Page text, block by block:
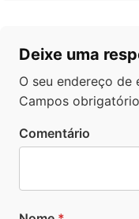
Deixe uma
O seu endereço de
Campos
Comentário